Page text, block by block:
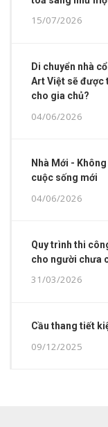
15/07/2026
Di chuyển nhà
Art Việt sẽ được
cho gia chủ?
04/06/2026
Nhà Mới -
cuộc sống mới
04/06/2026
Quy trình thi
cho người chưa
31/03/2026
Cầu thang tiết
09/12/2025